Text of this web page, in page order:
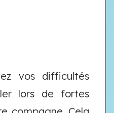
vos difficultés
lors de fortes